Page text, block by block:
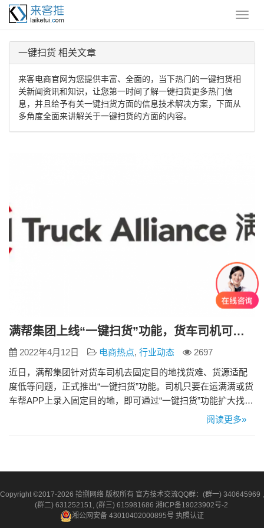
一键扫货 相关文章
来客电商官网为您提供丰富、全面的，当下热门的一键扫货相
关新闻资讯和知识，让您第一时间了解一键扫货更多热门信
息，并且给予有关一键扫货方面的信息技术解决方案，下面从
多角度全面来讲解关于一键扫货的方面的内容。
满帮集团上线“一键扫货”功能，货车司机可雷达式扫描周边好货
2022年4月12日 电商热点, 行业动态
2697
近日，满帮集团针对货车司机去固定目的地找货难、货源适配
度低等问题，正式推出“一键扫货”功能。司机只要在运满满或货
车帮APP上录入固定目的地，即可通过“一键扫货”功能扩大找货
半径，智能规划匹配接单线路，提高运输效率，保障收入。 根
往目的地…
阅读更多»
Copyright ©2017-2026 拾捌网络 版权所有 官方技术交流QQ群：(群一) 340645969 ,
(群二) 631252151, (群三) 615981686 湘ICP备19023902号-2
湘公网安备 43010402000895号 执照认证